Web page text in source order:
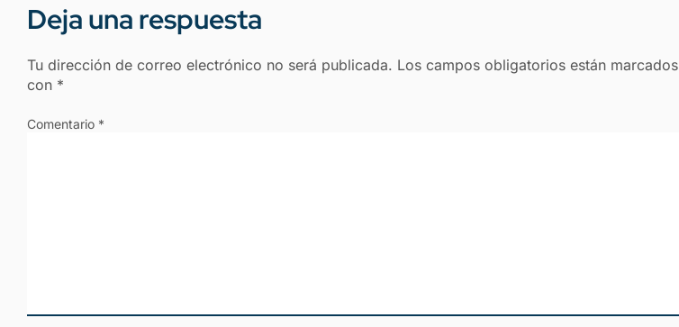
Deja una respuesta
Tu dirección de correo electrónico no será publicada. Los campos obligatorios están marcados
con *
Comentario *